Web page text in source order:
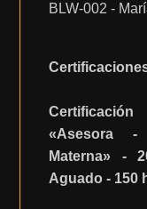
BLW-002 -
«Asesora -
Materna» -
Aguado - 150